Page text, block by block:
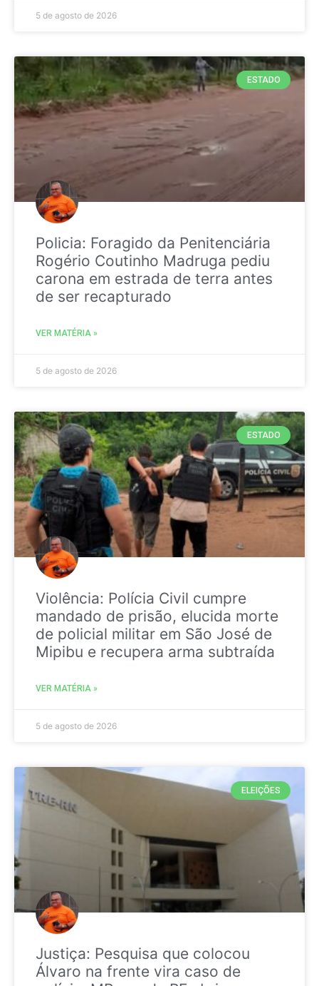
5 de agosto de 2026
ESTADO
Policia: Foragido da Penitenciária
Rogério Coutinho Madruga pediu
carona em estrada de terra antes
de ser recapturado
VER MATÉRIA »
5 de agosto de 2026
ESTADO
Violência: Polícia Civil cumpre
mandado de prisão, elucida morte
de policial militar em São José de
Mipibu e recupera arma subtraída
VER MATÉRIA »
5 de agosto de 2026
ELEIÇÕES
Justiça: Pesquisa que colocou
Álvaro na frente vira caso de